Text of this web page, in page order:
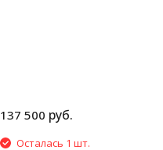
137 500 руб.
Осталась 1 шт.